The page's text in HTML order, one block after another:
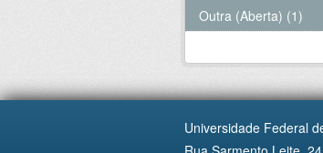
Outra (Aberta) (1)
Universidade Federal